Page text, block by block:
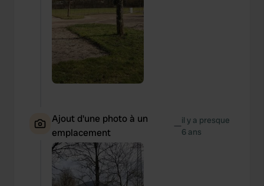
Ajout d'une photo à un
emplacement
—il y a presque
6 ans